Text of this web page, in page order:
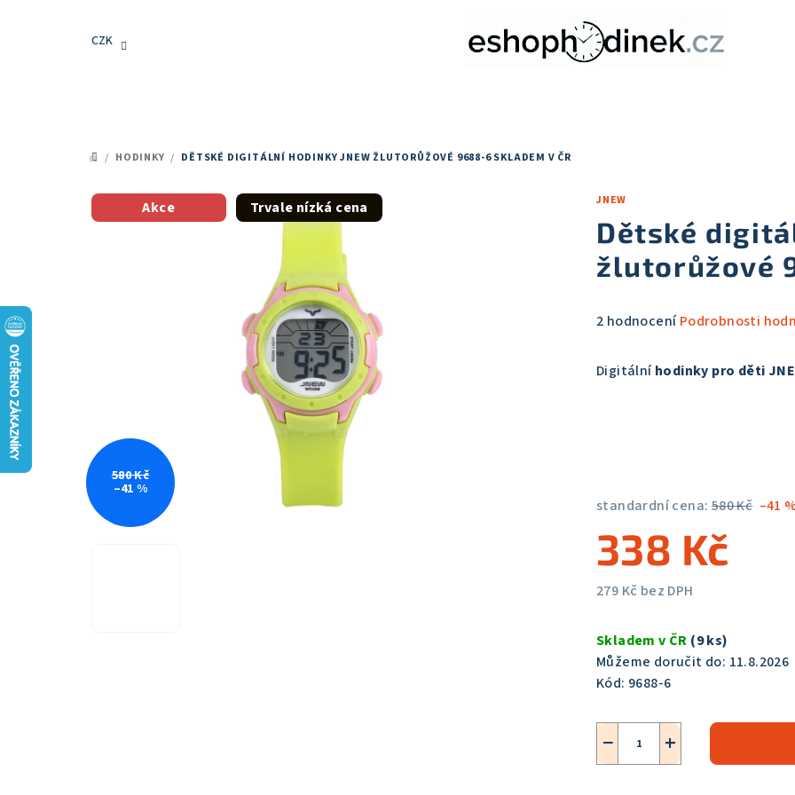
CZK
DOMŮ
/ HODINKY / DĚTSKÉ DIGITÁLNÍ HODINKY JNEW ŽLUTORŮŽOVÉ 9688-6SKLADEM V ČR
JNEW
Dětské
žlutorůžové
Průměrné
produktu
2 hodnocení Podrobnosti
Digitálníhodinky pro děti
standardní cena: 580 Kč –41
338 Kč
279 Kč bez DPH
cena:
Skladem v ČR (9 ks)
Můžeme doručit do: 11.8.2026
Kód: 9688-6
+
−
Akce Trvale nízká cena
580 Kč
–41 %